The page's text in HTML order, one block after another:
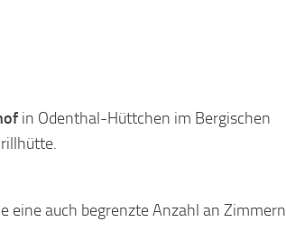
in Odenthal-Hüttchen im Bergischen
eine auch begrenzte Anzahl an Zimmern